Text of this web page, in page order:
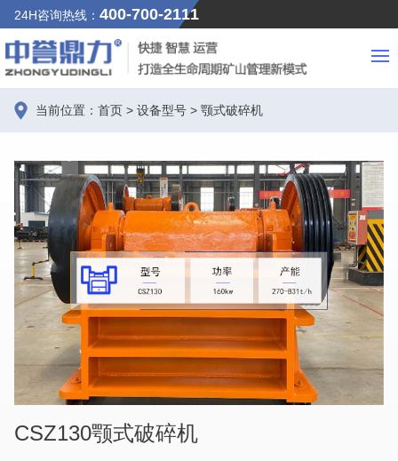
24H咨询热线： 400-700-2111
当前位置： 首页 > 设备型号 > 颚式破碎机
CSZ130颚式破碎机